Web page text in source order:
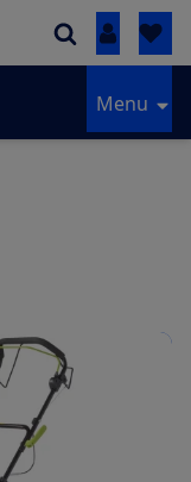
Inloggen
Menu